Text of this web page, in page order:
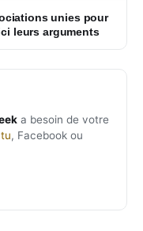
unies pour
leurs arguments
a besoin de votre
, Facebook ou